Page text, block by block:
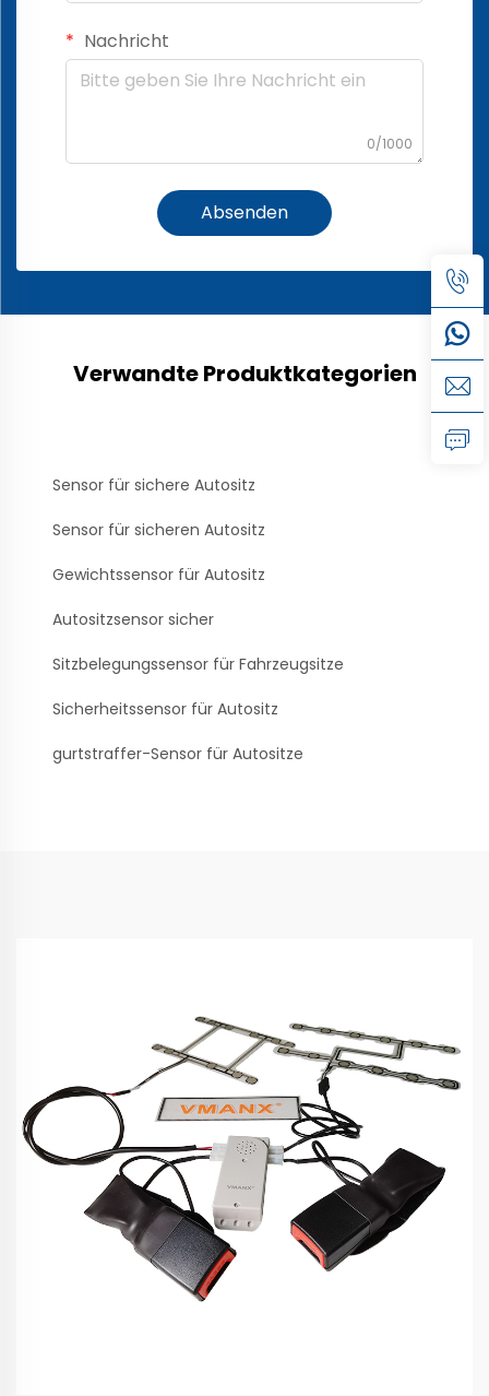
Nachricht
0/1000
Absenden
Verwandte Produktkategorien
Sensor für sichere Autositz
Sensor für sicheren Autositz
Gewichtssensor für Autositz
Autositzsensor sicher
Sitzbelegungssensor für Fahrzeugsitze
Sicherheitssensor für Autositz
gurtstraffer-Sensor für Autositze